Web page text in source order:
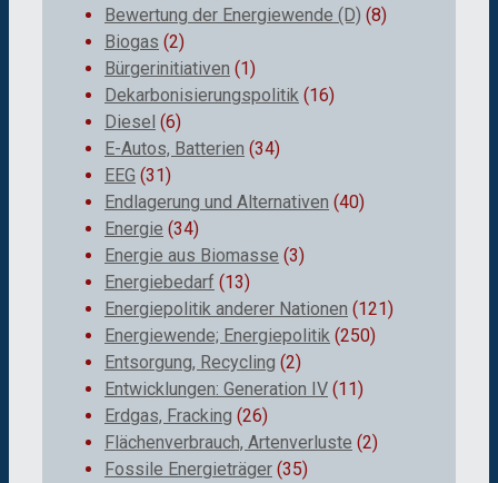
Bewertung der Energiewende (D) (8)
Biogas (2)
Bürgerinitiativen (1)
Dekarbonisierungspolitik (16)
Diesel (6)
E-Autos, Batterien (34)
EEG (31)
Endlagerung und Alternativen (40)
Energie (34)
Energie aus Biomasse (3)
Energiebedarf (13)
Energiepolitik anderer Nationen (121)
Energiewende; Energiepolitik (250)
Entsorgung, Recycling (2)
Entwicklungen: Generation IV (11)
Erdgas, Fracking (26)
Flächenverbrauch, Artenverluste (2)
Fossile Energieträger (35)